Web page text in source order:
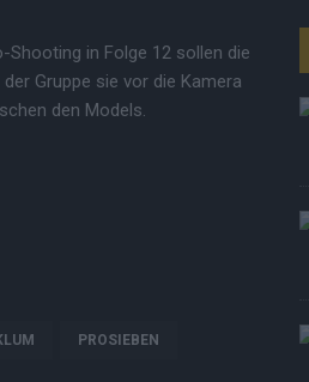
in Folge 12 sollen die
Gruppe sie vor die Kamera
den Models.
PROSIEBEN